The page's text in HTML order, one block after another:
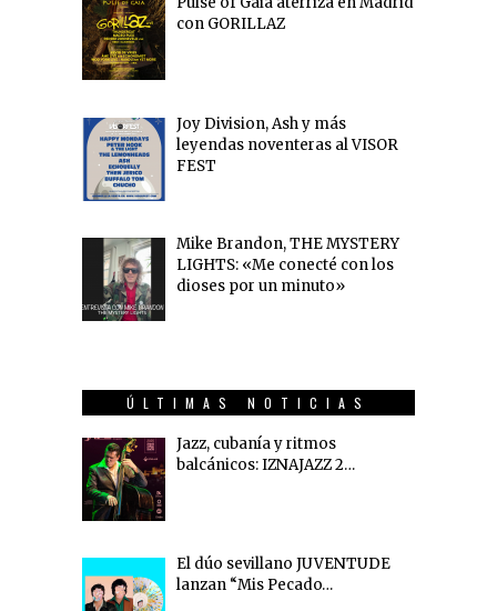
con GORILLAZ
Joy Division, Ash y más
leyendas noventeras al VISOR
FEST
Mike Brandon, THE MYSTERY
LIGHTS: «Me conecté con los
dioses por un minuto»
ÚLTIMAS NOTICIAS
Jazz, cubanía y ritmos
balcánicos: IZNAJAZZ 2…
El dúo sevillano JUVENTUDE
lanzan “Mis Pecado…